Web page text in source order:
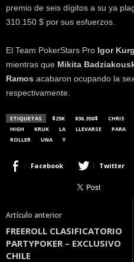
premio de seis dígitos a su ya
310.150 $ por sus esfuerzos.
El Team PokerStars Pro Igor
mientras que Mikita
Ramos acabaron ocupando la
respectivamente.
ETIQUETAS $25K 836.350$ CHRIS
HIGH
KRUK LA LLEVARSE PARA
ROLLER
UNA Y
Facebook Twitter
Artículo anterior
FREEROLL CLASIFICATORIO
PARTYPOKER – EXCLUSIVO
CHILE